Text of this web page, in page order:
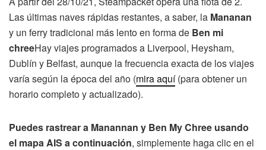
Las últimas naves rápidas restantes, a saber, la Mananan
y un ferry tradicional más lento en forma de Ben mi
chreeHay viajes programados a Liverpool, Heysham,
Dublín y Belfast, aunque la frecuencia exacta de los viajes
varía según la época del año (mira aquí(para obtener un
horario completo y actualizado).
Puedes rastrear a Manannan y Ben My Chree usando
el mapa AIS a continuación, simplemente haga clic en el